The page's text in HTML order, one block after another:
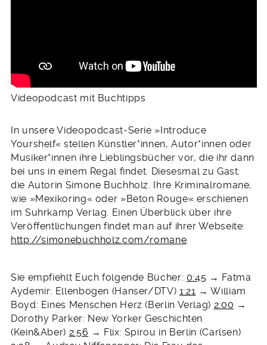
Videopodcast mit Buchtipps
In unsere Videopodcast-Serie »Introduce
Yourshelf« stellen Künstler*innen, Autor*innen oder
Musiker*innen ihre Lieblingsbücher vor, die ihr dann
bei uns in einem Regal findet. Diesesmal zu Gast:
die Autorin Simone Buchholz. Ihre Kriminalromane,
wie »Mexikoring« oder »Beton Rouge« erschienen
im Suhrkamp Verlag. Einen Überblick über ihre
Veröffentlichungen findet man auf ihrer Webseite:
http://simonebuchholz.com/romane.
Sie empfiehlt Euch folgende Bücher: 0:45 → Fatma
Aydemir: Ellenbogen (Hanser/DTV) 1:21 → William
Boyd: Eines Menschen Herz (Berlin Verlag) 2:00 →
Dorothy Parker: New Yorker Geschichten
(Kein&Aber) 2:56 → Flix: Spirou in Berlin (Carlsen)